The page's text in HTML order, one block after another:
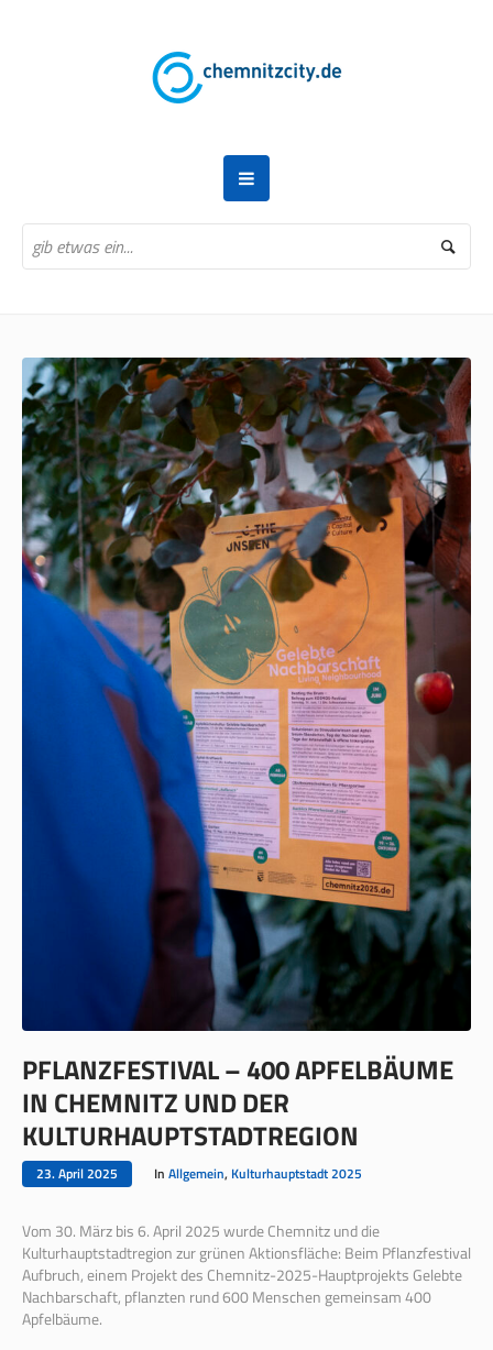
PFLANZFESTIVAL – 400 APFELBÄUME
IN CHEMNITZ UND DER
KULTURHAUPTSTADTREGION
23. April 2025 In Allgemein, Kulturhauptstadt 2025
Vom 30. März bis 6. April 2025 wurde Chemnitz und die
Kulturhauptstadtregion zur grünen Aktionsfläche: Beim Pflanzfestival
Aufbruch, einem Projekt des Chemnitz-2025-Hauptprojekts Gelebte
Nachbarschaft, pflanzten rund 600 Menschen gemeinsam 400
Apfelbäume.